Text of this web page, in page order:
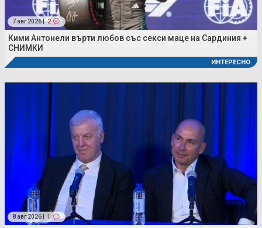
7 авг 2026 | 2
Кими Антонели върти любов със секси маце на Сардиния +
СНИМКИ
ИНТЕРЕСНО
8 авг 2026 | 1